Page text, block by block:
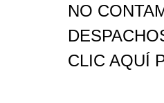
NO
CLIC AQUÍ